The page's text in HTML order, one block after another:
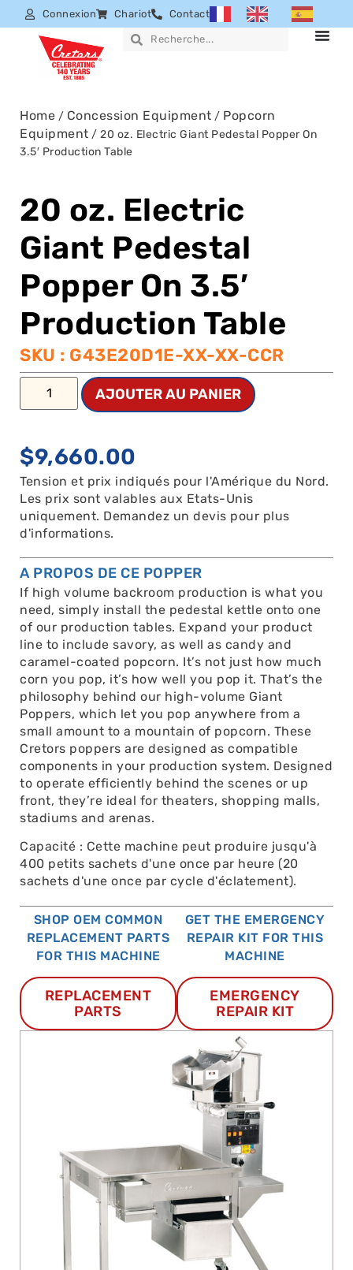
Connexion Chariot Contact
Home / Concession Equipment / Popcorn
Equipment / 20 oz. Electric Giant Pedestal Popper On
3.5′ Production Table
20 oz. Electric
Giant Pedestal
Popper On 3.5′
Production Table
SKU : G43E20D1E-XX-XX-CCR
AJOUTER AU PANIER
$9,660.00
Tension et prix indiqués pour l'Amérique du Nord.
Les prix sont valables aux Etats-Unis
uniquement. Demandez un devis pour plus
d'informations.
A PROPOS DE CE POPPER
If high volume backroom production is what you
need, simply install the pedestal kettle onto one
of our production tables. Expand your product
line to include savory, as well as candy and
caramel-coated popcorn. It’s not just how much
corn you pop, it’s how well you pop it. That’s the
philosophy behind our high-volume Giant
Poppers, which let you pop anywhere from a
small amount to a mountain of popcorn. These
Cretors poppers are designed as compatible
components in your production system. Designed
to operate efficiently behind the scenes or up
front, they’re ideal for theaters, shopping malls,
stadiums and arenas.
Capacité : Cette machine peut produire jusqu'à
400 petits sachets d'une once par heure (20
sachets d'une once par cycle d'éclatement).
SHOP OEM COMMON
REPLACEMENT PARTS
FOR THIS MACHINE
REPLACEMENT
PARTS
GET THE EMERGENCY
REPAIR KIT FOR THIS
MACHINE
EMERGENCY
REPAIR KIT